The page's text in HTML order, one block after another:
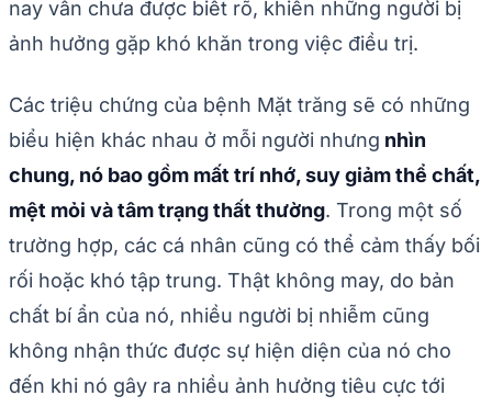
nay vẫn chưa được biết rõ, khiến những người bị
ảnh hưởng gặp khó khăn trong việc điều trị.
Các triệu chứng của bệnh Mặt trăng sẽ có những
biểu hiện khác nhau ở mỗi người nhưng nhìn
chung, nó bao gồm mất trí nhớ, suy giảm thể chất,
mệt mỏi và tâm trạng thất thường. Trong một số
trường hợp, các cá nhân cũng có thể cảm thấy bối
rối hoặc khó tập trung. Thật không may, do bản
chất bí ẩn của nó, nhiều người bị nhiễm cũng
không nhận thức được sự hiện diện của nó cho
đến khi nó gây ra nhiều ảnh hưởng tiêu cực tới